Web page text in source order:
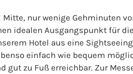
Mitte, nur wenige Gehminuten
idealen Ausgangspunkt für
Hotel aus eine
einfach wie bequem
gut zu Fuß erreichbar. Zur